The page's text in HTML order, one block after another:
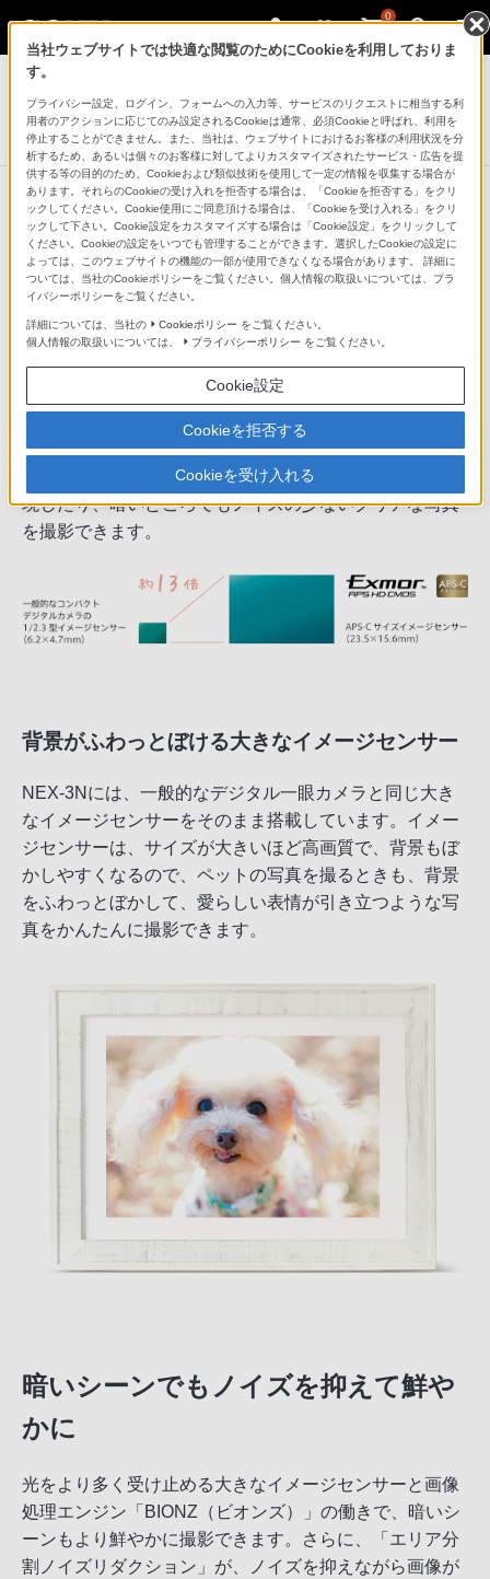
0
デジタル一眼カメラ α（アルファ）
デジタル一眼カメラ
NEX-3N
大きなイメージセンサーで、キレイ
で素敵な写真に
キレイな写真を撮るには、イメージセンサーの大きさが
重要です。NEX-3Nの小さなボディには、一般的なコン
パクトデジタルカメラの約13倍もある、APS-Cサイズの
有効約1610万画素CMOSセンサーを搭載しています。こ
の大きなイメージセンサーにより、髪の一本一本までキ
レイに描きだしたり、一眼ならではの美しいぼけ味を表
現したり、暗いところでもノイズの少ないクリアな写真
を撮影できます。
背景がふわっとぼける大きなイメージセンサー
NEX-3Nには、一般的なデジタル一眼カメラと同じ大き
なイメージセンサーをそのまま搭載しています。イメー
ジセンサーは、サイズが大きいほど高画質で、背景もぼ
かしやすくなるので、ペットの写真を撮るときも、背景
をふわっとぼかして、愛らしい表情が引き立つような写
真をかんたんに撮影できます。
暗いシーンでもノイズを抑えて鮮や
かに
光をより多く受け止める大きなイメージセンサーと画像
処理エンジン「BIONZ（ビオンズ）」の働きで、暗いシ
ーンもより鮮やかに撮影できます。さらに、「エリア分
割ノイズリダクション」が、ノイズを抑えながら画像が
当社ウェブサイトでは快適な閲覧のためにCookieを利用しておりま
す。
プライバシー設定、ログイン、フォームへの入力等、サービスのリクエストに相当する利
用者のアクションに応じてのみ設定されるCookieは通常、必須Cookieと呼ばれ、利用を
停止することができません。また、当社は、ウェブサイトにおけるお客様の利用状況を分
析するため、あるいは個々のお客様に対してよりカスタマイズされたサービス・広告を提
供する等の目的のため、Cookieおよび類似技術を使用して一定の情報を収集する場合が
あります。それらのCookieの受け入れを拒否する場合は、「Cookieを拒否する」をクリ
ックしてください。Cookie使用にご同意頂ける場合は、「Cookieを受け入れる」をクリ
ックして下さい。Cookie設定をカスタマイズする場合は「Cookie設定」をクリックして
ください。Cookieの設定をいつでも管理することができます。選択したCookieの設定に
よっては、このウェブサイトの機能の一部が使用できなくなる場合があります。 詳細に
ついては、当社のCookieポリシーをご覧ください。個人情報の取扱いについては、プラ
イバシーポリシーをご覧ください。
詳細については、当社の Cookieポリシー をご覧ください。
個人情報の取扱いについては、
プライバシーポリシー をご覧ください。
Cookie設定
Cookieを拒否する
Cookieを受け入れる